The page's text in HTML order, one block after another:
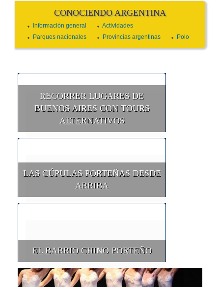
CONOCIENDO ARGENTINA
Información general
Actividades
Parques nacionales
Provincias argentinas Polo
RECORRER LUGARES DE
BUENOS AIRES CON TOURS
ALTERNATIVOS
LAS CÚPULAS PORTEÑAS DESDE
ARRIBA
EL BARRIO CHINO PORTEÑO